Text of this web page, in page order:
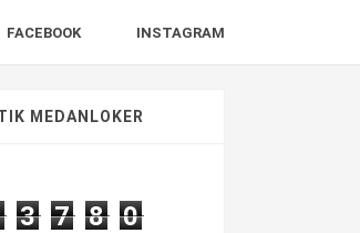
INSTAGRAM
FACEBOOK
MEDANLOKER
3 7 8 0